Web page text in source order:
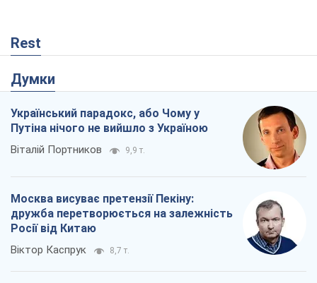
Rest
Думки
Український парадокс, або Чому у
Путіна нічого не вийшло з Україною
Віталій Портников 9,9 т.
Москва висуває претензії Пекіну:
дружба перетворюється на залежність
Росії від Китаю
Віктор Каспрук 8,7 т.